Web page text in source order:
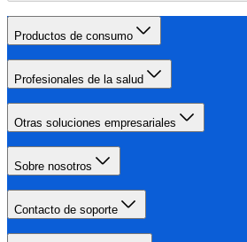
Productos de consumo
Profesionales de la salud
Otras soluciones empresariales
Sobre nosotros
Contacto de soporte